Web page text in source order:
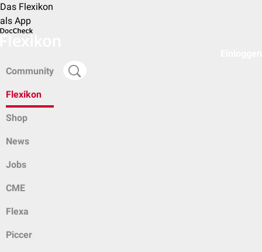
Das Flexikon
als App
Community
Flexikon
Shop
News
Jobs
CME
Flexa
Piccer